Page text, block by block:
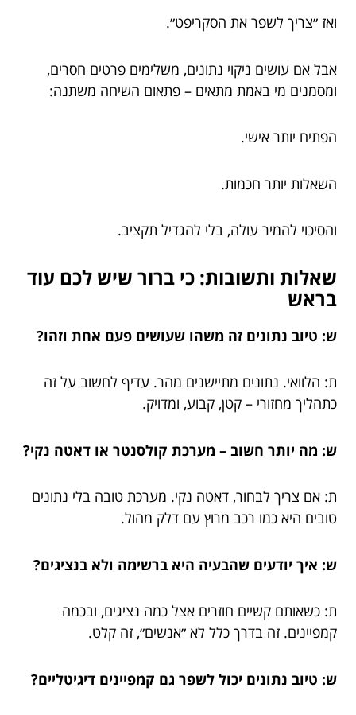
ואז ״צריך לשפר את הסקריפט״.
אבל אם עושים ניקוי נתונים, משלימים פרטים חסרים,
ומסמנים מי באמת מתאים – פתאום השיחה משתנה:
הפתיח יותר אישי.
השאלות יותר חכמות.
והסיכוי להמיר עולה, בלי להגדיל תקציב.
שאלות ותשובות: כי ברור שיש לכם עוד
בראש
ש: טיוב נתונים זה משהו שעושים פעם אחת וזהו?
ת: הלוואי. נתונים מתיישנים מהר. עדיף לחשוב על זה
כתהליך מחזורי – קטן, קבוע, ומדויק.
ש: מה יותר חשוב – מערכת קולסנטר או דאטה נקי?
ת: אם צריך לבחור, דאטה נקי. מערכת טובה בלי נתונים
טובים היא כמו רכב מרוץ עם דלק מהול.
ש: איך יודעים שהבעיה היא ברשימה ולא בנציגים?
ת: כשאותם קשיים חוזרים אצל כמה נציגים, ובכמה
קמפיינים. זה בדרך כלל לא ״אנשים״, זה קלט.
ש: טיוב נתונים יכול לשפר גם קמפיינים דיגיטליים?